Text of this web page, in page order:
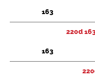
163
220d
163